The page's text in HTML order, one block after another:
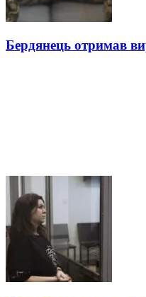
Бердянець отримав